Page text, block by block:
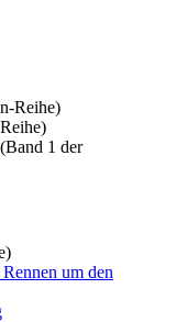
Reihe)
(Band 1 der
um den